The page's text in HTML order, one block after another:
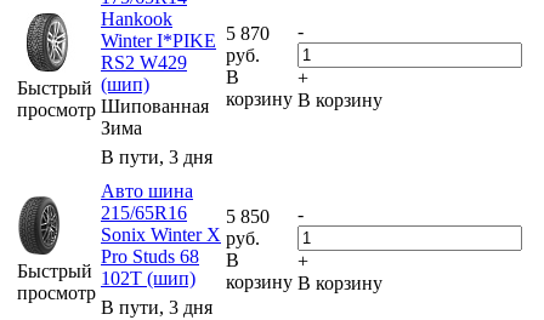
Быстрый
просмотр
Hankook
Winter I*PIKE
RS2 W429
(шип)
Шипованная
Зима
В пути, 3 дня
5 870
руб.
В
корзину
-
+
В корзину
Быстрый
просмотр
Авто шина
215/65R16
Sonix Winter X
Pro Studs 68
102T (шип)
В пути, 3 дня
5 850
руб.
В
корзину
-
+
В корзину